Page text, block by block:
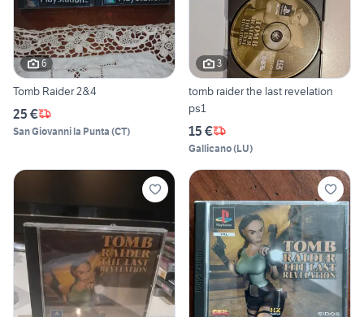
6
Tomb Raider 2&4
25 €
San Giovanni la Punta (CT)
3
tomb raider the last revelation
ps1
15 €
Gallicano(LU)